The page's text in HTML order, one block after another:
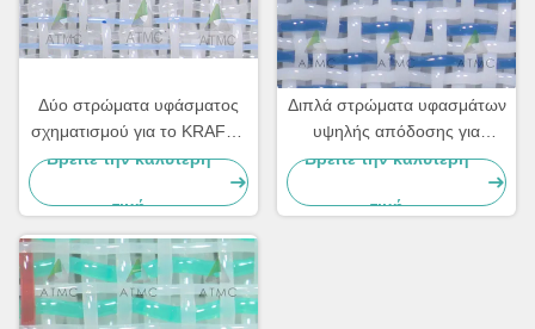
Δύο στρώματα υφάσματος
σχηματισμού για το KRAFT /
χαρτί περιτύλιξης
Βρείτε την καλύτερη
τιμή
Διπλά στρώματα υφασμάτων
υψηλής απόδοσης για
χαρτόνια και χαρτί
DLA41816SC-450CFM
Βρείτε την καλύτερη
τιμή